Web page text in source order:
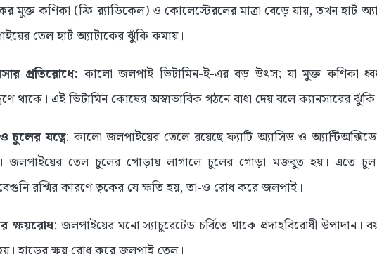
মুক্ত কণিকা (ফ্রি র‌্যাডিকেল) ও কোলেস্টেরলের মাত্রা বেড়ে যায়, তখন হার্ট
তেল হার্ট অ্যাটাকের ঝুঁকি কমায়।
প্রতিরোধে: কালো জলপাই ভিটামিন-ই-এর বড় উৎস; যা মুক্ত কণিকা
থাকে। এই ভিটামিন কোষের অস্বাভাবিক গঠনে বাধা দেয় বলে ক্যানসারের
চুলের যত্নে: কালো জলপাইয়ের তেলে রয়েছে ফ্যাটি অ্যাসিড ও
জলপাইয়ের তেল চুলের গোড়ায় লাগালে চুলের গোড়া মজবুত হয়। এতে চুল
রশ্মির কারণে ত্বকের যে ক্ষতি হয়, তা-ও রোধ করে জলপাই।
ক্ষয়রোধ: জলপাইয়ের মনো স্যাচুরেটেড চর্বিতে থাকে প্রদাহবিরোধী